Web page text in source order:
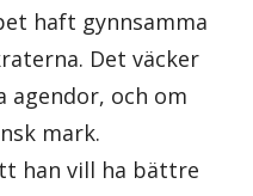
haft gynnsamma
Det väcker
och om
mark.
han vill ha bättre